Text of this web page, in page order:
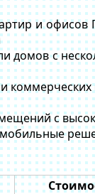
и офисов
с
с